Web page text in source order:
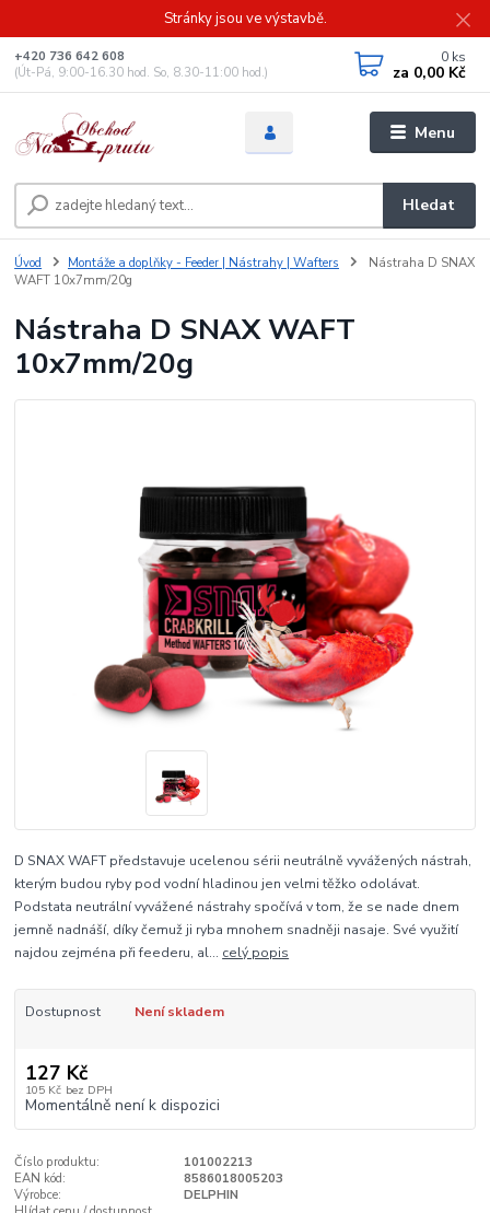
Stránky jsou ve výstavbě.
Menu
Hledat
+420 736 642 608
(Út-Pá, 9:00-16.30 hod. So, 8.30-11:00 hod.)
0 ks
za 0,00 Kč
Úvod Montáže a doplňky - Feeder | Nástrahy | Wafters
Nástraha D SNAX
WAFT 10x7mm/20g
Nástraha D SNAX WAFT
10x7mm/20g
D SNAX WAFT představuje ucelenou sérii neutrálně vyvážených nástrah,
kterým budou ryby pod vodní hladinou jen velmi těžko odolávat.
Podstata neutrální vyvážené nástrahy spočívá v tom, že se nade dnem
jemně nadnáší, díky čemuž ji ryba mnohem snadněji nasaje. Své využití
najdou zejména při feederu, al... celý popis
Dostupnost Není skladem
127 Kč
105 Kč bez DPH
Momentálně není k dispozici
Číslo produktu:
101002213
EAN kód:
8586018005203
Výrobce:
DELPHIN